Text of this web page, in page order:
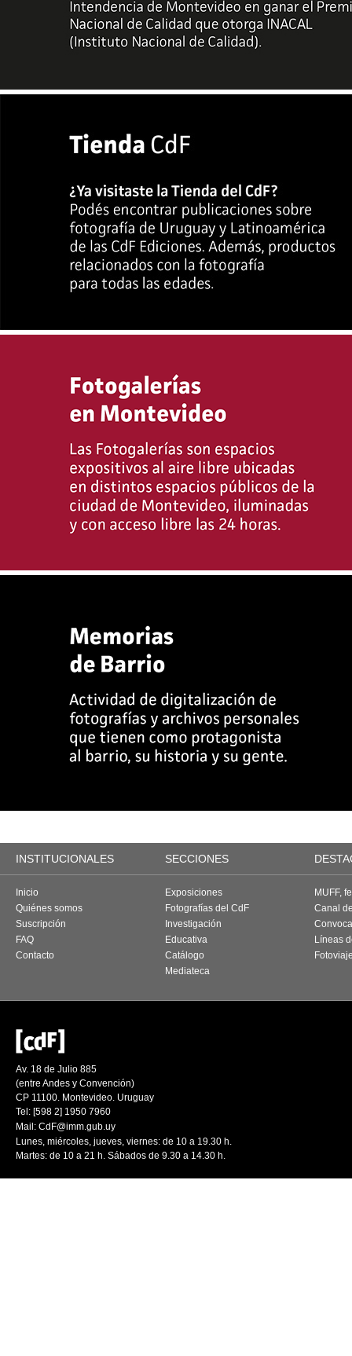
INSTITUCIONALES SECCIONES
Inicio
Quiénes somos
Suscripción
FAQ
Contacto
Exposiciones
Fotografías del CdF
Investigación
Educativa
Catálogo
Mediateca
MUFF,
Canal
Líneas
Av. 18 de Julio 885
(entre Andes y Convención)
CP 11100. Montevideo. Uruguay
Tel: [598 2] 1950 7960
Mail: CdF@imm.gub.uy
Lunes, miércoles, jueves, viernes: de 10 a 19.30 h.
Martes: de 10 a 21 h. Sábados de 9.30 a 14.30 h.